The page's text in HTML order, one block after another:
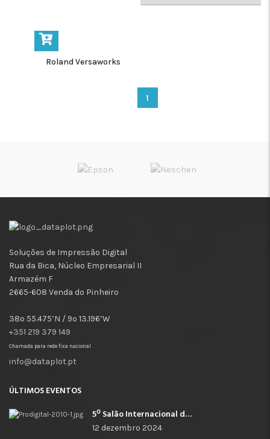
Roland Versaworks
1
Soluções de Impressão Digital
Rua da Bica, Núcleo Empresarial II
Armazém F
2665-608 Venda do Pinheiro
38º 55.475’N / 9º 13.196’W
+351 219 379 149
Chamada para rede fixa nacional
info@dataplot.pt
ÚLTIMOS EVENTOS
5º Salão Internacional de Impressão, Imagem, Comunicação Digital e Têxtil Promocional
12 dezembro 2024